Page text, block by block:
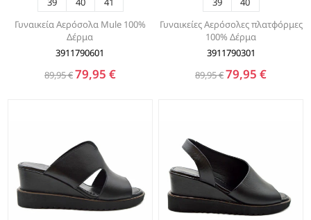
Γυναικεία Αερόσολα Mule 100%
Δέρμα
3911790601
89,95 €79,95 €
Γυναικείες Αερόσολες πλατφόρμες
100% Δέρμα
3911790301
89,95 €79,95 €